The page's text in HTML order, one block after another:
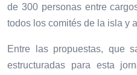
de 300 personas entre
todos los comités de la isla y
Entre las propuestas, que
estructuradas para esta